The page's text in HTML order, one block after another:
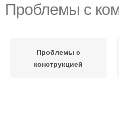
Проблемы с
Проблемы с
конструкцией